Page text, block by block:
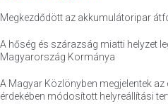
Megkezdődött az akkumulátoripar
A hőség és szárazság miatti helyzet
Magyarország Kormánya
A Magyar Közlönyben megjelentek
érdekében módosított helyreállítási